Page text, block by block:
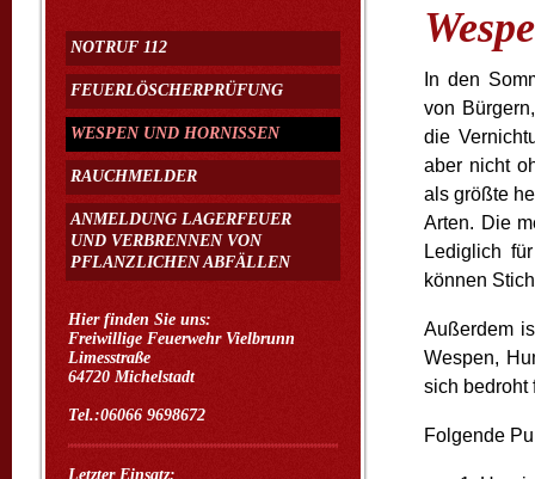
NOTRUF 112
FEUERLÖSCHERPRÜFUNG
WESPEN UND HORNISSEN
RAUCHMELDER
ANMELDUNG LAGERFEUER
UND VERBRENNEN VON
PFLANZLICHEN ABFÄLLEN
Hier finden Sie uns:
Freiwillige Feuerwehr Vielbrunn
Limesstraße
64720 Michelstadt
Tel.:06066 9698672
Letzter Einsatz:
In den
von
die
aber nicht
als größte
Arten. Die
Lediglich
können
Außerdem
Wespen,
sich bedroht
Folgende